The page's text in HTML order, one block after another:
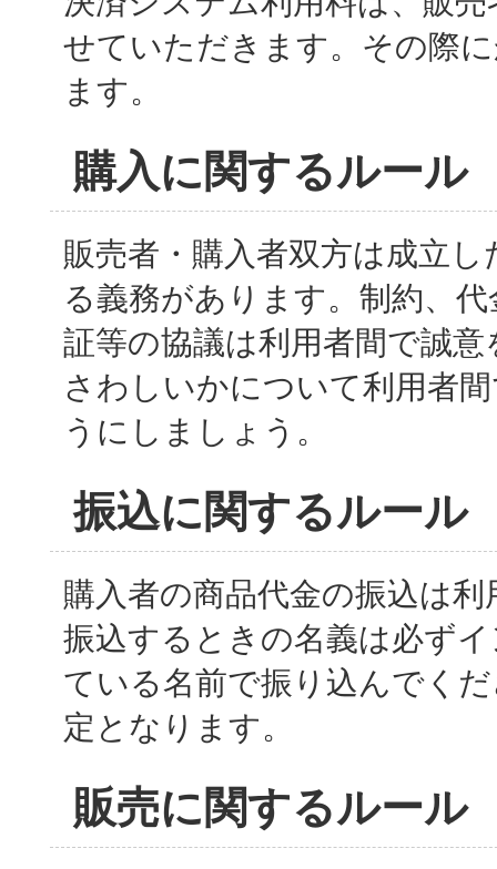
せていただきます。その際
ます。
購入に関するルール
販売者・購入者双方は成立
る義務があります。制約、
証等の協議は利用者間で誠
さわしいかについて利用者
うにしましょう。
振込に関するルール
購入者の商品代金の振込は
振込するときの名義は必ず
ている名前で振り込んでく
定となります。
販売に関するルール